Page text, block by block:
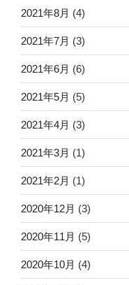
2021年8月 (4)
2021年7月 (3)
2021年6月 (6)
2021年5月 (5)
2021年4月 (3)
2021年3月 (1)
2021年2月 (1)
2020年12月 (3)
2020年11月 (5)
2020年10月 (4)